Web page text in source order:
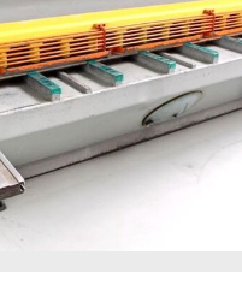
- ručno podešavanje
- elektromotorni
(kuglični vreteno) -
ručni kotač za fino
potporna kraka - 1x
zaštita za prste - Upute